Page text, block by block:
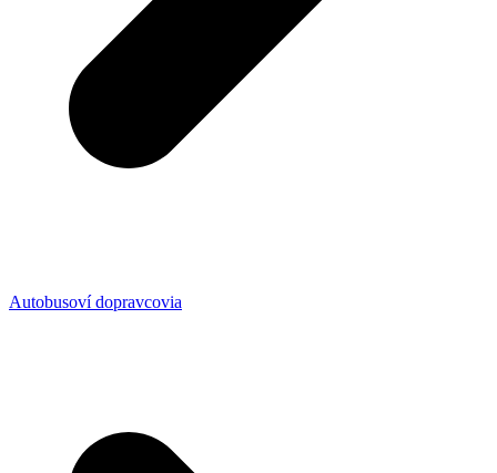
Autobusoví dopravcovia